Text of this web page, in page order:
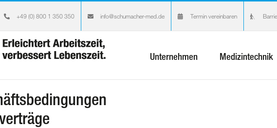
+49 (0) 800 1 350 350 info@schumacher-med.de Termin vereinbaren
Unternehmen Medizintechnik